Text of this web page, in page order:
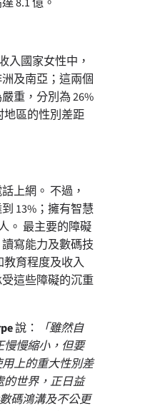
入國家女性中，
及南亞；這兩個
重，分別為 26%
地區的性別差距
上網。 不過，
13%；擁有智慧
。 最主要的障礙
寫能力及數碼技
教育程度及收入
這些障礙的沉重
說：
「雖然自
慢縮小，但要
上的重大性別差
的世界，正日益
碼鴻溝及不公更